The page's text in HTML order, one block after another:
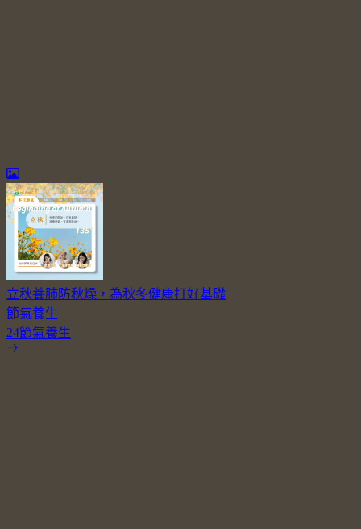
立秋養肺防秋燥，為秋冬健康打好基礎
節氣養生
24節氣養生